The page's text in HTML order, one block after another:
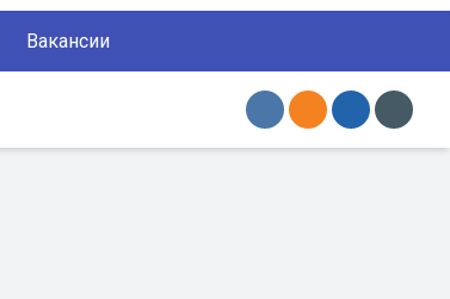
Вакансии